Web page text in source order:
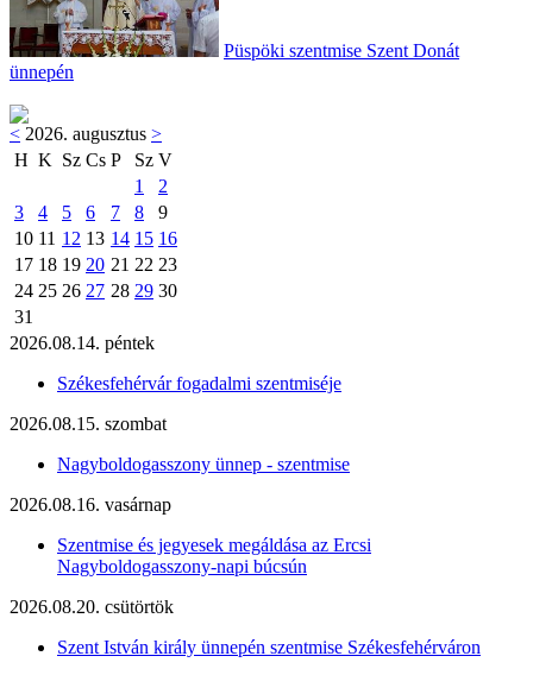
Püspöki szentmise Szent Donát
ünnepén
< 2026. augusztus >
H K Sz Cs P Sz V
1
2
3
4 5 6 7 8
9
10 11 12 13 14 15 16
17 18 19 20 21 22 23
24 25 26 27 28 29 30
31
2026.08.14. péntek
Székesfehérvár fogadalmi szentmiséje
2026.08.15. szombat
Nagyboldogasszony ünnep - szentmise
2026.08.16. vasárnap
Szentmise és jegyesek megáldása az Ercsi
Nagyboldogasszony-napi búcsún
2026.08.20. csütörtök
Szent István király ünnepén szentmise Székesfehérváron